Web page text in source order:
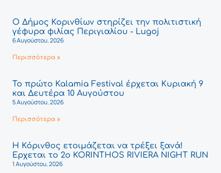
Ο Δήμος Κορινθίων στηρίζει την πολιτιστική
γέφυρα φιλίας Περιγιαλίου - Lugoj
6 Αυγούστου, 2026
Περισσότερα »
Το πρώτο Kalamia Festival έρχεται Κυριακή 9
και Δευτέρα 10 Αυγούστου
5 Αυγούστου, 2026
Περισσότερα »
Η Κόρινθος ετοιμάζεται να τρέξει ξανά!
Έρχεται το 2ο KORINTHOS RIVIERA NIGHT RUN
1 Αυγούστου, 2026